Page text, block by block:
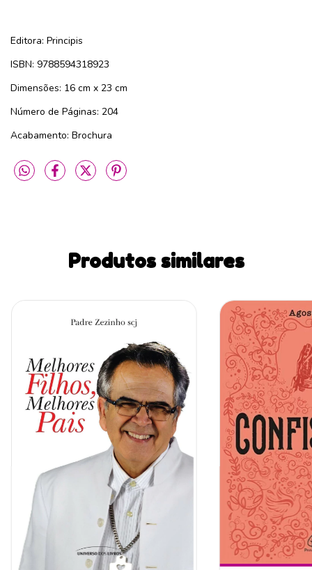
Editora: Principis
ISBN: 9788594318923
Dimensões: 16 cm x 23 cm
Número de Páginas: 204
Acabamento: Brochura
Produtos similares